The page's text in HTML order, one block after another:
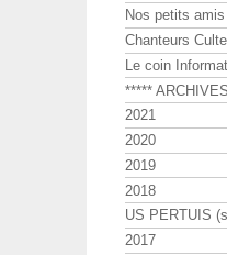
Nos petits amis
Chanteurs
Le coin
*****
2021
2020
2019
2018
US PERTUIS
2017